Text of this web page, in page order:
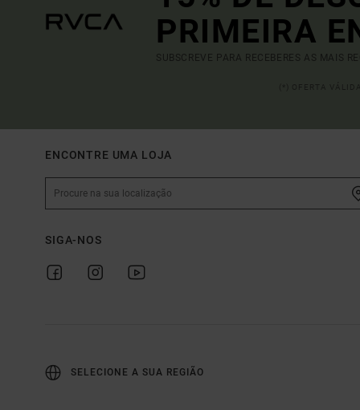
PRIMEIRA
SUBSCREVE PARA RECEBERES AS MAIS
ENCONTRE UMA LOJA
SIGA-NOS
SELECIONE A SUA REGIÃO